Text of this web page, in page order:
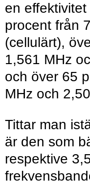
en
procent från
(cellulärt),
1,561 MHz
och över 65
MHz och
Tittar man
är den som
respektive